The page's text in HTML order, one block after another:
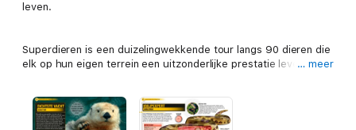
leven.
Superdieren is een duizelingwekkende tour langs 90 dieren die
elk op hun eigen terrein een uitzonderlijke prestatie leveren.
e-book om de antwoorden te vinden op al deze vragen en nog
veel meer.
… meer